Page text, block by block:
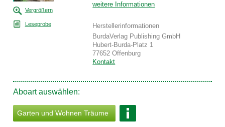
Vergrößern
Leseprobe
Unser Magazin bietet eine
erfahrenen Gartenexperten.
Mit unseren Heften schaffen Sie eine
harmonische Verbindung von Garten
und Wohnen.Lassen Sie sich von
kreativen Ideen inspirieren, wie Sie Ihr
Traumparadies verwandeln können.
Wohnkonzepte und lädt dazu ein, Ihre
Räume neu zu gestalten.
weitere Informationen
Herstellerinformationen
BurdaVerlag Publishing GmbH
Hubert-Burda-Platz 1
77652 Offenburg
Kontakt
Aboart auswählen:
Garten und Wohnen Träume